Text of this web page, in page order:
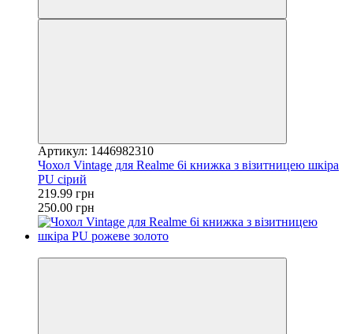
Артикул: 1446982310
Чохол Vintage для Realme 6i книжка з візитницею шкіра
PU сірий
219.99 грн
250.00 грн